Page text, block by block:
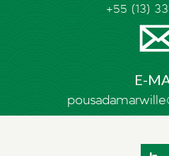
+55 (13)
E-